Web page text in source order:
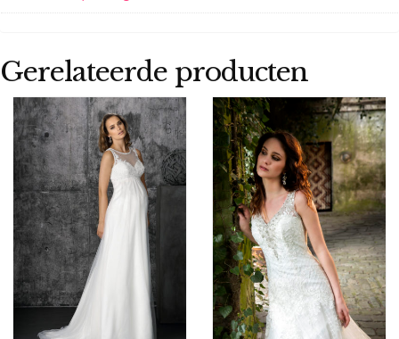
Gerelateerde producten